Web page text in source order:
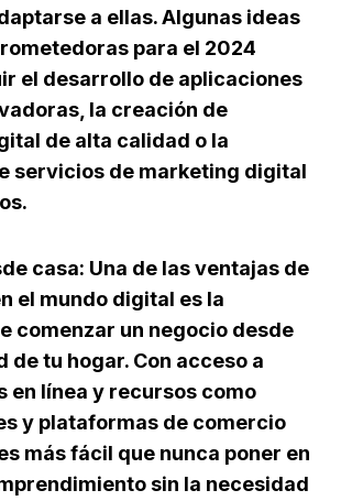
a ellas. Algunas ideas
para el 2024
el desarrollo de aplicaciones
la creación de
de alta calidad o la
servicios de marketing digital
casa: Una de las ventajas de
el mundo digital es la
comenzar un negocio desde
de tu hogar. Con acceso a
en línea y recursos como
y plataformas de comercio
más fácil que nunca poner en
sin la necesidad